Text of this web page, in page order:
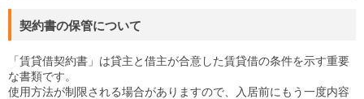
契約書の保管について
「賃貸借契約書」は貸主と借主が合意した賃貸借の条件を示す重要
な書類です。
使用方法が制限される場合がありますので、入居前にもう一度内容